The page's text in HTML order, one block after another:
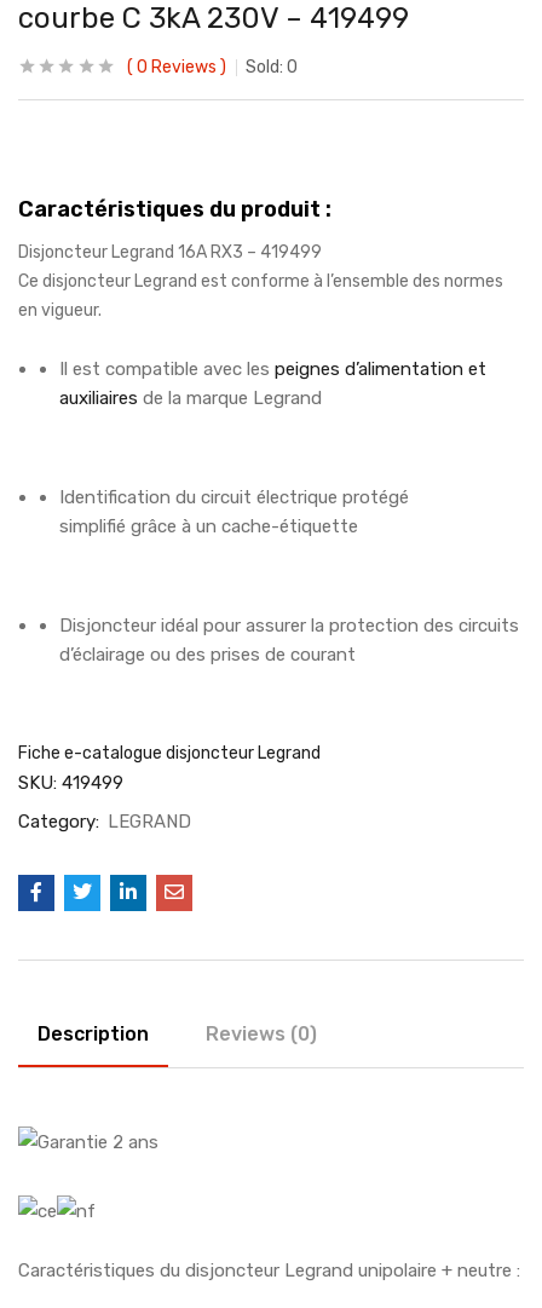
courbe C 3kA 230V – 419499
0 Reviews Sold: 0
Caractéristiques du produit :
Disjoncteur Legrand 16A RX3 – 419499
Ce disjoncteur Legrand est conforme à l’ensemble des normes
en vigueur.
Il est compatible avec les peignes d’alimentation et
auxiliaires de la marque Legrand
Identification du circuit électrique protégé
simplifié grâce à un cache-étiquette
Disjoncteur idéal pour assurer la protection des circuits
d’éclairage ou des prises de courant
Fiche e-catalogue disjoncteur Legrand
SKU: 419499
Category: LEGRAND
Description Reviews (0)
Caractéristiques du disjoncteur Legrand unipolaire + neutre :